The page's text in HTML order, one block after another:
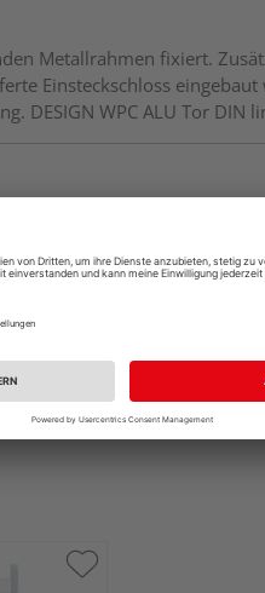
Metallrahmen fixiert.
Einsteckschloss
DESIGN WPC ALU Tor DIN